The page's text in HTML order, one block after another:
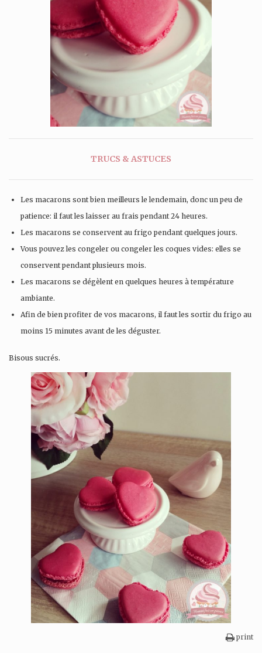
TRUCS & ASTUCES
Les macarons sont bien meilleurs le lendemain, donc un peu de
patience: il faut les laisser au frais pendant 24 heures.
Les macarons se conservent au frigo pendant quelques jours.
Vous pouvez les congeler ou congeler les coques vides: elles se
conservent pendant plusieurs mois.
Les macarons se dégèlent en quelques heures à température
ambiante.
Afin de bien profiter de vos macarons, il faut les sortir du frigo au
moins 15 minutes avant de les déguster.
Bisous sucrés.
print